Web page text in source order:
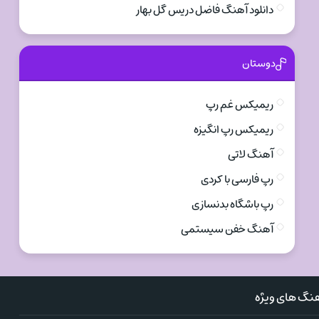
دانلود آهنگ فاضل دریس گل بهار
دوستان
ریمیکس غم رپ
ریمیکس رپ انگیزه
آهنگ لاتی
رپ فارسی با کردی
رپ باشگاه بدنسازی
آهنگ خفن سیستمی
های ویژه